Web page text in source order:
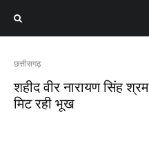
छत्तीसगढ़
शहीद वीर नारायण सिंह
मिट रही भूख